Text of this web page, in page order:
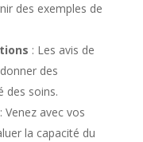
des exemples de
: Les avis de
des
des soins.
: Venez avec vos
la capacité du